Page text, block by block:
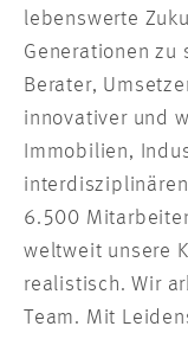
lebenswerte
Generationen zu
Berater,
innovativer und
Immobilien,
6.500
weltweit unsere
realistisch. Wir
Team. Mit